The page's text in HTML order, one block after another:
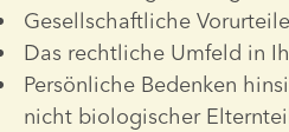
Gesellschaftliche
Das rechtliche Umfeld in
Persönliche Bedenken
nicht biologischer